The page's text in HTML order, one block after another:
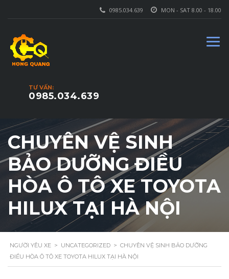
MON - SAT 8.00 - 18.00
0985.034.639
TƯ VẤN:
0985.034.639
CHUYÊN VỆ SINH
BẢO DƯỠNG ĐIỀU
HÒA Ô TÔ XE TOYOTA
HILUX TẠI HÀ NỘI
NGƯỜI YÊU XE > UNCATEGORIZED > CHUYÊN VỆ SINH BẢO DƯỠNG
ĐIỀU HÒA Ô TÔ XE TOYOTA HILUX TẠI HÀ NỘI